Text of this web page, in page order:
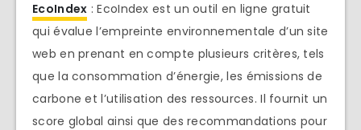
EcoIndex : EcoIndex est un outil en ligne gratuit
qui évalue l’empreinte environnementale d’un site
web en prenant en compte plusieurs critères, tels
que la consommation d’énergie, les émissions de
carbone et l’utilisation des ressources. Il fournit un
score global ainsi que des recommandations pour